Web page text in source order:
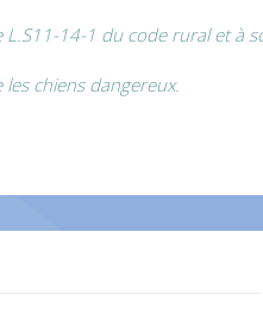
14-1 du code rural et à
chiens dangereux.